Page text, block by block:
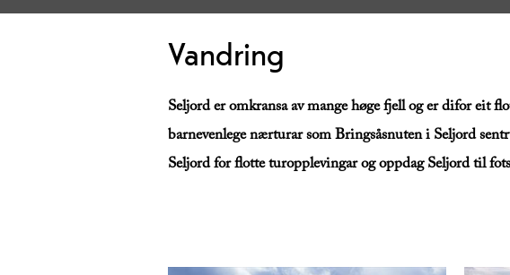
Vandring
Seljord er omkransa av mange høge fjell og er difor eit
barnevenlege nærturar som Bringsåsnuten i Seljord
Seljord for flotte turopplevingar og oppdag Seljord til